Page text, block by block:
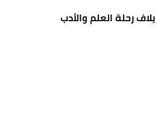
رحلة العلم والأدب